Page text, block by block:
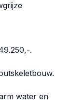
.
water en